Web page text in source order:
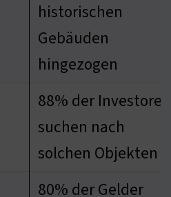
historischen
Gebäuden
hingezogen
88% der Investoren
suchen nach
solchen Objekten
80% der Gelder